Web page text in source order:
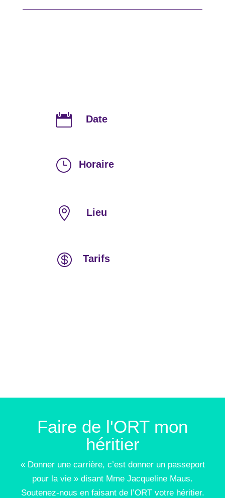
 Date
} Horaire
 Lieu
 Tarifs
Faire de l'ORT mon
héritier
« Donner une carrière, c’est donner un passeport
pour la vie » disant Mme Jacqueline Maus.
Soutenez-nous en faisant de l’ORT votre héritier.